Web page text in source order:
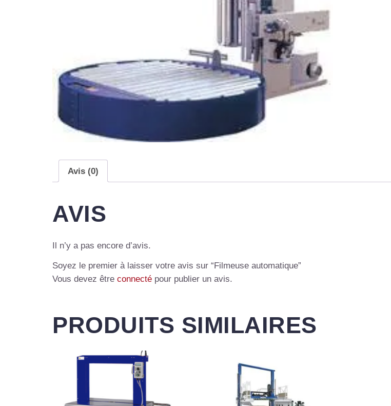
Avis (0)
AVIS
Il n’y a pas encore d’avis.
Soyez le premier à laisser votre avis sur “Filmeuse automatique”
Vous devez être connecté pour publier un avis.
PRODUITS SIMILAIRES